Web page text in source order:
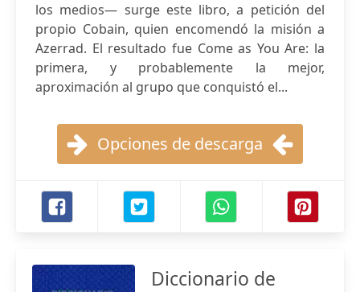
los medios— surge este libro, a petición del
propio Cobain, quien encomendó la misión a
Azerrad. El resultado fue Come as You Are: la
primera, y probablemente la mejor,
aproximación al grupo que conquistó el...
Opciones de descarga
Diccionario de